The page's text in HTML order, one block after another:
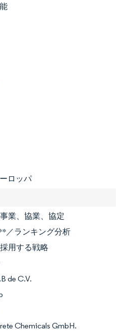
ロッパ
業、協業、協定
／ランキング分析
用する戦略
de C.V.
Chemicals GmbH.